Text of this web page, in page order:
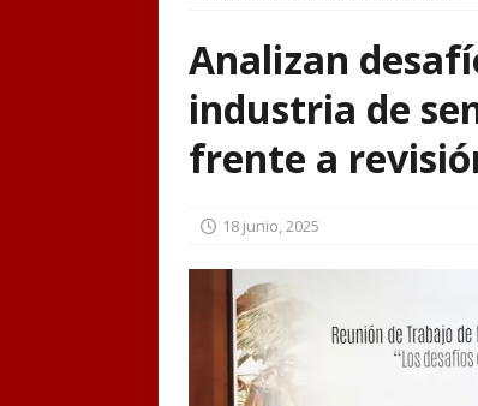
Analizan
industria de
frente a
18 junio, 2025